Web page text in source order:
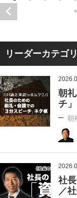
リーダーカテゴ
朝
チ
朝
社
／